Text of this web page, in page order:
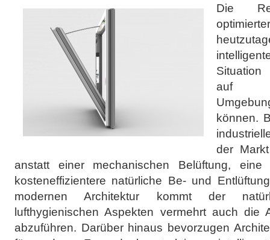
Die
Situation
auf
können.
der
anstatt einer mechanischen Belüftung,
kosteneffizientere natürliche Be- und
modernen Architektur kommt der
lufthygienischen Aspekten vermehrt auch die
abzuführen. Darüber hinaus bevorzugen